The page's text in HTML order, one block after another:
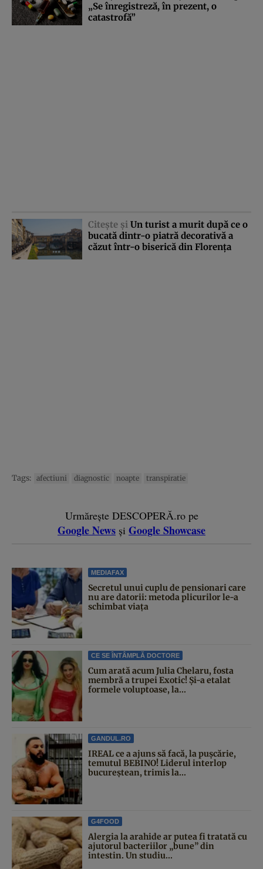
„Se înregistreză, în prezent, o
catastrofă”
Citeşte şi Un turist a murit după ce o
bucată dintr-o piatră decorativă a
căzut într-o biserică din Florenţa
Tags: afectiuni diagnostic noapte transpiratie
Urmărește DESCOPERĂ.ro pe
Google News și Google Showcase
MEDIAFAX
Secretul unui cuplu de pensionari care
nu are datorii: metoda plicurilor le-a
schimbat viața
CE SE ÎNTÂMPLĂ DOCTORE
Cum arată acum Julia Chelaru, fosta
membră a trupei Exotic! Și-a etalat
formele voluptoase, la...
GANDUL.RO
IREAL ce a ajuns să facă, la pușcărie,
temutul BEBINO! Liderul interlop
bucureștean, trimis la...
G4FOOD
Alergia la arahide ar putea fi tratată cu
ajutorul bacteriilor „bune” din
intestin. Un studiu...